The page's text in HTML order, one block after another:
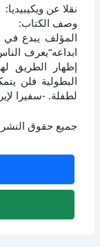
نقلا عن ويكيبيديا:
وصف الكتاب:
المؤلف يبدع في
ابداعه“يعرف
إظهار الطريق
البطولية فلن
لطفلة. -سفيرا
جميع حقوق